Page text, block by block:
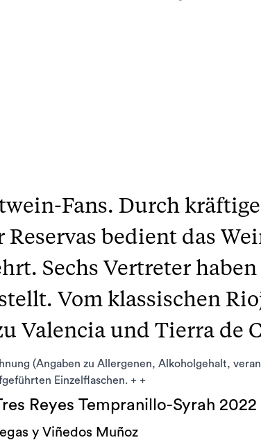
Fans. Durch
bedient das
Sechs Vertreter
Vom klassischen
Valencia und Tierra de
(Angaben zu Allergenen, Alkoholgehalt,
Einzelflaschen. + +
Reyes Tempranillo-Syrah 2022
y Viñedos Muñoz